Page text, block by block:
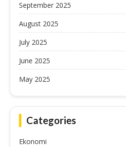
September 2025
August 2025
July 2025
June 2025
May 2025
Categories
Ekonomi